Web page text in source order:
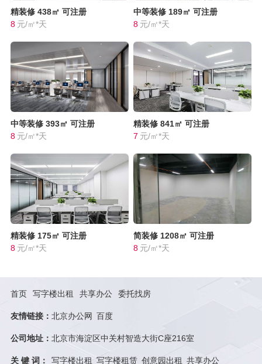
精装修 438㎡ 可注册
8 元/㎡*天
中等装修 189㎡ 可注册
8 元/㎡*天
中等装修 393㎡ 可注册
8 元/㎡*天
精装修 841㎡ 可注册
7 元/㎡*天
精装修 175㎡ 可注册
8 元/㎡*天
简装修 1208㎡ 可注册
8 元/㎡*天
首页 写字楼出租 共享办公 委托找房
友情链接： 北京办公网 百度
公司地址： 北京市海淀区中关村智造大街C座216室
关 键 词： 写字楼出租 写字楼租赁 创意园出租 共享办公